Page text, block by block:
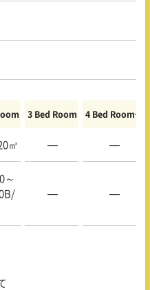
3 Bed Room 4 Bed Room〜
㎡ — —
～
— —